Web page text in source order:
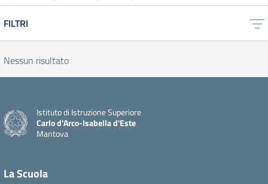
FILTRI
Nessun risultato
Istituto di Istruzione Superiore
Carlo d'Arco-Isabella d'Este
Mantova
La Scuola